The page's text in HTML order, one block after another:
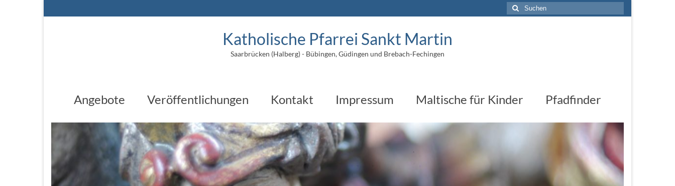
Suchen
nach:
Katholische Pfarrei Sankt Martin
Saarbrücken (Halberg) - Bübingen, Güdingen und Brebach-Fechingen
Angebote Veröffentlichungen Kontakt Impressum Maltische für Kinder Pfadfinder